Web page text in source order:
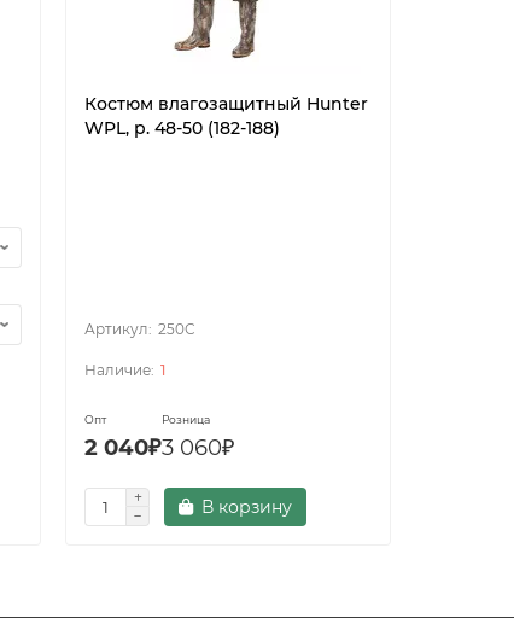
Костюм влагозащитный Hunter
WPL, р. 48-50 (182-188)
250С
1
Опт
2 040₽
Розница
3 060₽
В корзину